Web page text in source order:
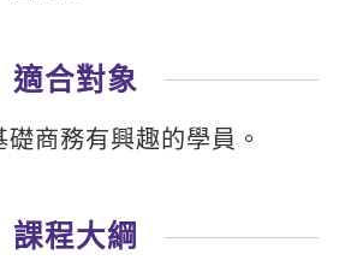
適合對象
商務有興趣的學員。
課程大綱